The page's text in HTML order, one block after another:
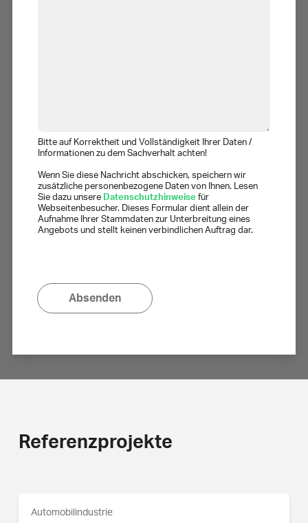
Bitte auf Korrektheit und Vollständigkeit Ihrer Daten /
Informationen zu dem Sachverhalt achten!
Wenn Sie diese Nachricht abschicken, speichern wir
zusätzliche personenbezogene Daten von Ihnen. Lesen
Sie dazu unsere Datenschutzhinweise für
Webseitenbesucher. Dieses Formular dient allein der
Aufnahme Ihrer Stammdaten zur Unterbreitung eines
Angebots und stellt keinen verbindlichen Auftrag dar.
Absenden
Referenzprojekte
Automobilindustrie